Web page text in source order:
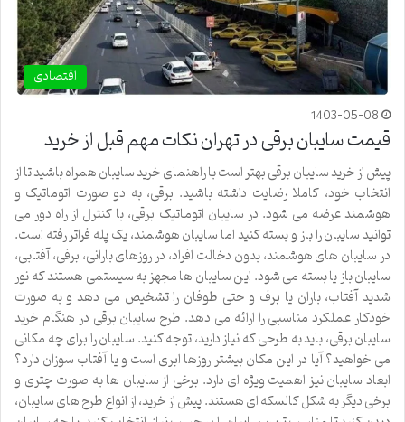
اقتصادی
1403-05-08
قیمت سایبان برقی در تهران نکات مهم قبل از خرید
پیش از خرید سایبان برقی بهتر است با راهنمای خرید سایبان همراه باشید تا از
انتخاب خود، کاملا رضایت داشته باشید. برقی، به دو صورت اتوماتیک و
هوشمند عرضه می شود. در سایبان اتوماتیک برقی، با کنترل از راه دور می
توانید سایبان را باز و بسته کنید اما سایبان هوشمند، یک پله فراتر رفته است.
در سایبان های هوشمند، بدون دخالت افراد، در روزهای بارانی، برفی، آفتابی،
سایبان باز یا بسته می شود. این سایبان ها مجهز به سیستمی هستند که نور
شدید آفتاب، باران یا برف و حتی طوفان را تشخیص می دهد و به صورت
خودکار عملکرد مناسبی را ارائه می دهد. طرح سایبان برقی در هنگام خرید
سایبان برقی، باید به طرحی که نیاز دارید، توجه کنید. سایبان را برای چه مکانی
می خواهید؟ آیا در این مکان بیشتر روزها ابری است و یا آفتاب سوزان دارد؟
ابعاد سایبان نیز اهمیت ویژه ای دارد. برخی از سایبان ها به صورت چتری و
برخی دیگر به شکل کالسکه ای هستند. پیش از خرید، از انواع طرح های سایبان،